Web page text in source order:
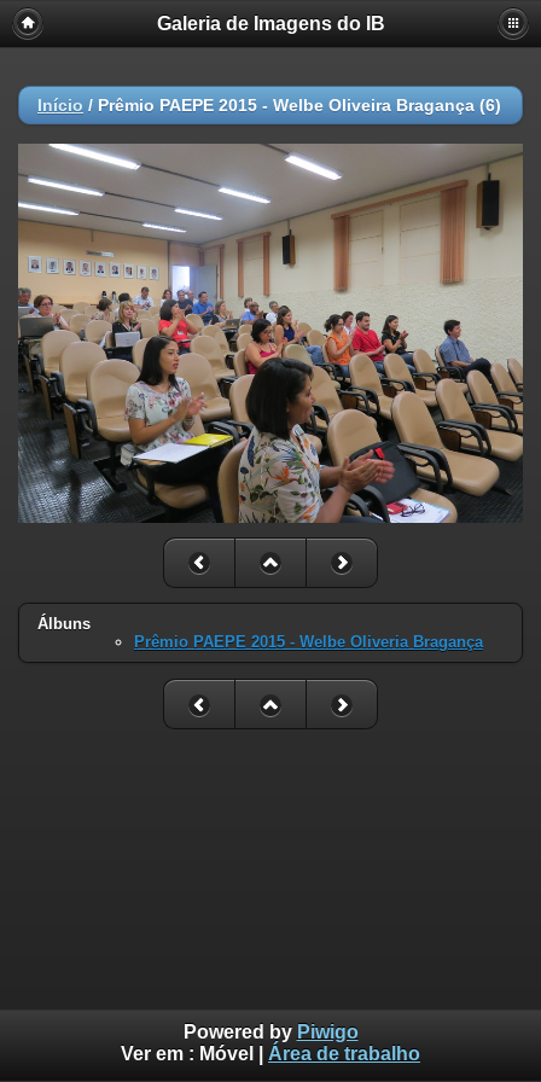
Galeria de Imagens do IB
Início / Prêmio PAEPE 2015 - Welbe Oliveira Bragança (6)
Álbuns
Prêmio PAEPE 2015 - Welbe Oliveria Bragança
Powered by Piwigo
Ver em : Móvel Área de trabalho